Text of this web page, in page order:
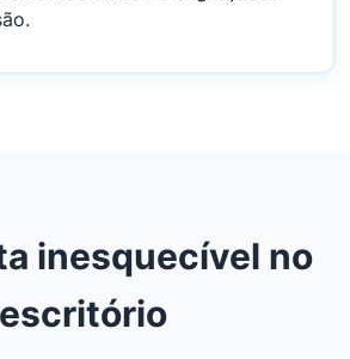
inesquecível no
escritório